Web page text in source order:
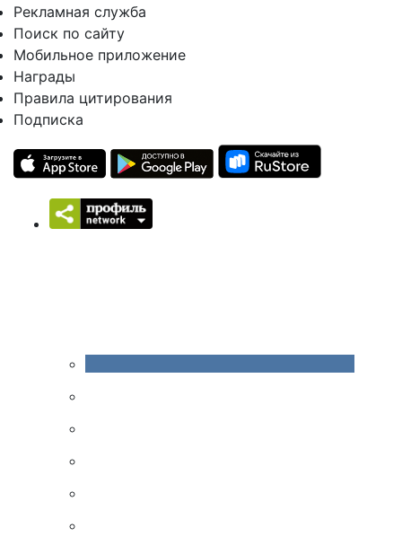
Рекламная служба
Поиск по сайту
Мобильное приложение
Награды
Правила цитирования
Подписка